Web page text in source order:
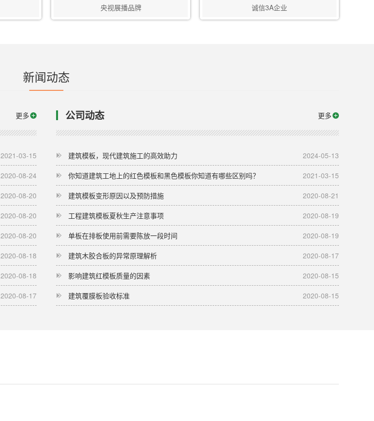
央视展播品牌 诚信3A企业
新闻动态
更多
公司动态
2024-05-13
建筑模板，现代建筑施工的高效助力
2021-03-15
你知道建筑工地上的红色模板和黑色模板你知道有哪些区别吗？
2020-08-21
建筑模板变形原因以及预防措施
2020-08-19
工程建筑模板夏秋生产注意事项
2020-08-19
单板在排板使用前需要陈放一段时间
2020-08-17
建筑木胶合板的异常原理解析
2020-08-15
影响建筑红模板质量的因素
2020-08-15
建筑覆膜板验收标准
更多
2021-03-15
2020-08-24
2020-08-20
2020-08-20
2020-08-20
2020-08-18
2020-08-18
2020-08-17